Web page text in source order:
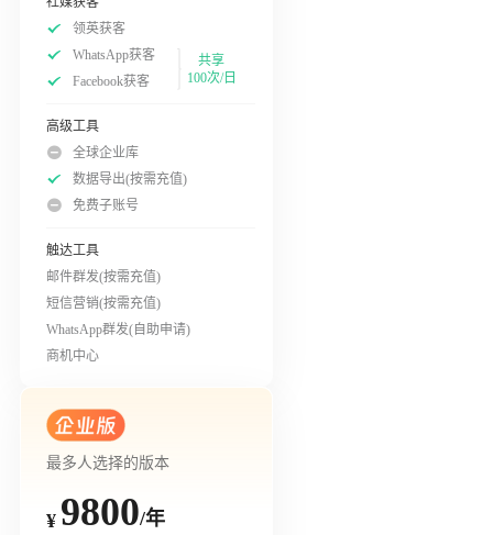
领英获客
WhatsApp获客
Facebook获客
共享
100次/日
高级工具
全球企业库
数据导出(按需充值)
免费子账号
触达工具
邮件群发(按需充值)
短信营销(按需充值)
WhatsApp群发(自助申请)
商机中心
最多人选择的版本
¥ 9800/年